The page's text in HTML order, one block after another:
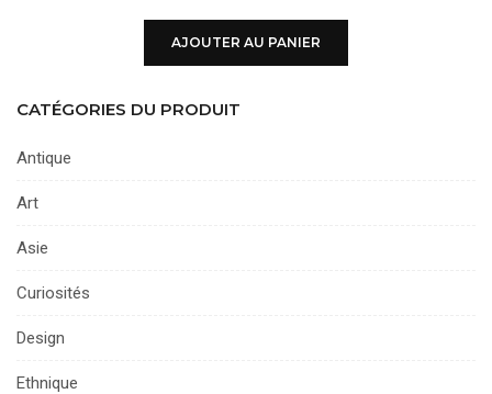
AJOUTER AU PANIER
CATÉGORIES DU PRODUIT
Antique
Art
Asie
Curiosités
Design
Ethnique